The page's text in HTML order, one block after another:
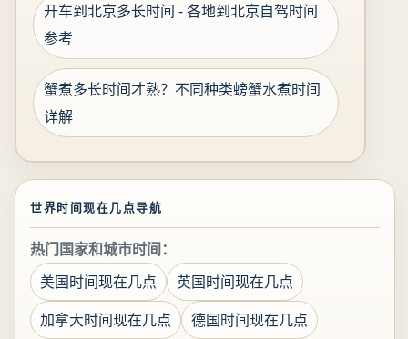
开车到北京多长时间 - 各地到北京自驾时间
参考
蟹煮多长时间才熟？不同种类螃蟹水煮时间
详解
世界时间现在几点导航
热门国家和城市时间：
美国时间现在几点
英国时间现在几点
加拿大时间现在几点
德国时间现在几点